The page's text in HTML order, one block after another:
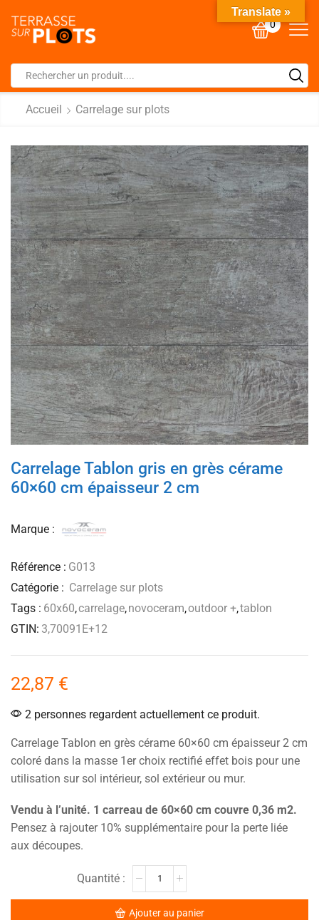
0
Accueil Carrelage sur plots
Carrelage Tablon gris en grès cérame
60×60 cm épaisseur 2 cm
Marque :
Référence : G013
Catégorie : Carrelage sur plots
Tags : 60x60,carrelage,novoceram,outdoor +,tablon
GTIN: 3,70091E+12
22,87 €
2 personnes regardent actuellement ce produit.
Carrelage Tablon en grès cérame 60×60 cm épaisseur 2 cm
coloré dans la masse 1er choix rectifié effet bois pour une
utilisation sur sol intérieur, sol extérieur ou mur.
Vendu à l’unité. 1 carreau de 60×60 cm couvre 0,36 m2.
Pensez à rajouter 10% supplémentaire pour la perte liée
aux découpes.
Ajouter au panier
Translate »